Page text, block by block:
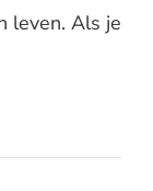
leven. Als je